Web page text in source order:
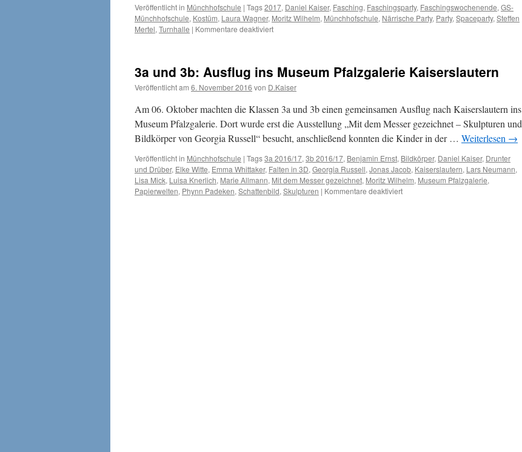
Veröffentlicht in Münchhofschule | Tags2017, Daniel Kaiser, Fasching, Faschingsparty, Faschingswochenende, GS-
Münchhofschule, Kostüm, Laura Wagner, Moritz Wilhelm, Münchhofschule, Närrische Party, Party, Spaceparty, Steffen
Mertel, Turnhalle | Kommentare deaktiviertfür
2017
3a und 3b: Ausflug ins Museum Pfalzgalerie Kaiserslautern
Veröffentlicht am 6. November 2016 von D.Kaiser
Am 06. Oktober machten die Klassen 3a und 3b einen gemeinsamen Ausflug nach Kaiserslautern ins
Museum Pfalzgalerie. Dort wurde erst die Ausstellung „Mit dem Messer gezeichnet – Skulpturen und
Bildkörper von Georgia Russell“ besucht, anschließend konnten die Kinder in der … Weiterlesen →
Veröffentlicht in Münchhofschule | Tags3a 2016/17, 3b 2016/17, Benjamin Ernst, Bildkörper, Daniel Kaiser, Drunter
und Drüber, Elke Witte, Emma Whittaker, Falten in 3D, Georgia Russell, Jonas Jacob, Kaiserslautern, Lars Neumann,
Lisa Mick, Luisa Knerlich, Marie Allmann, Mit dem Messer gezeichnet, Moritz Wilhelm, Museum Pfalzgalerie,
Papierwelten, Phynn Padeken, Schattenbild, Skulpturen | Kommentare deaktiviertfür